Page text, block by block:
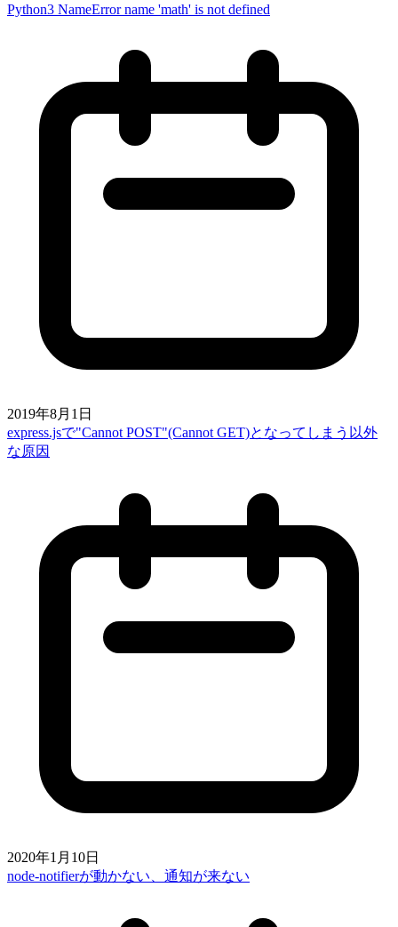
Python3 NameError name 'math' is not defined
2019年8月1日
express.jsで"Cannot POST"(Cannot GET)となってしまう以外
な原因
2020年1月10日
node-notifierが動かない、通知が来ない